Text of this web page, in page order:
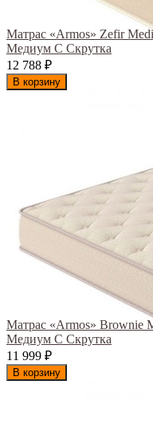
Матрас «Armos» Zefir
Медиум С Скрутка
12 788 ₽
В корзину
Матрас «Armos» Brownie
Медиум С Скрутка
11 999 ₽
В корзину